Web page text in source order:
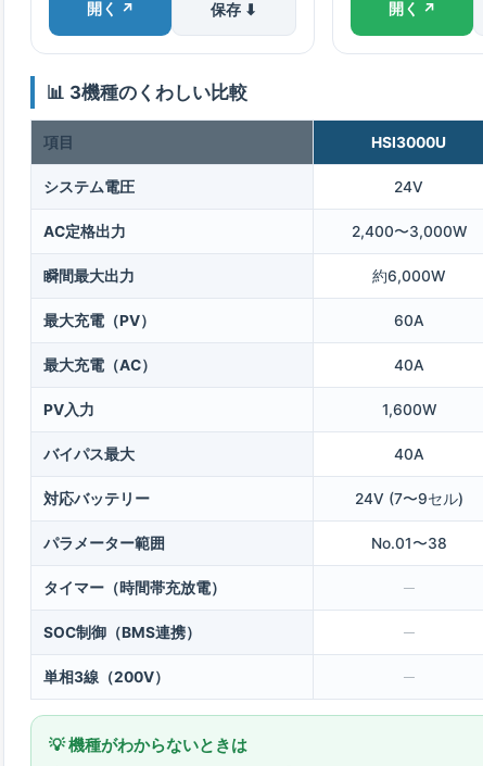
開く ↗ 保存 ⬇ 開く ↗
📊 3機種のくわしい比較
項目 HSI3000U
システム電圧 24V
AC定格出力 2,400〜3,000W
瞬間最大出力 約6,000W
最大充電（PV） 60A
最大充電（AC） 40A
PV入力 1,600W
バイパス最大 40A
対応バッテリー 24V (7〜9セル)
パラメーター範囲 No.01〜38
タイマー（時間帯充放電） ─
SOC制御（BMS連携） ─
単相3線（200V） ─
💡 機種がわからないときは